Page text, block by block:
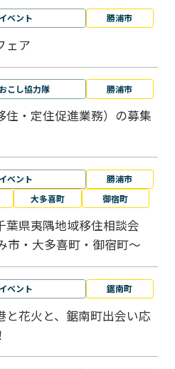
イベント 勝浦市
ェア
こし協力隊 勝浦市
住・定住促進業務）の募集
イベント
勝浦市
大多喜町 御宿町
葉県夷隅地域移住相談会
・大多喜町・御宿町～
イベント 鋸南町
と花火と、鋸南町出会い応